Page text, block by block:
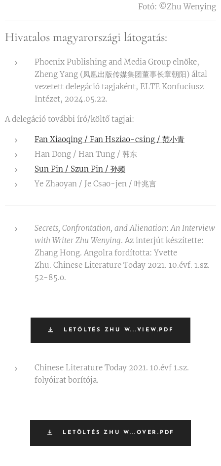
Fotó: ©Zhu Wenying
Hivatalos magyarországi látogatás:
Phoenix Publishing and Media Group elnöke,
Zheng Yang (凤凰出版传媒集团董事长章朝阳) által
vezetett delegáció tagjaként, ELTE Konfuciusz
Intézet, 2024.05.22.
A delegáció további író/költő tagjai:
Fan Xiaoqing / Fan Hsziao-csing / 范小青
Han Dong / Han Tung / 韩东
Sun Pin / Szun Pin / 孙频
Ye Zhaoyan / Je Csao-jen / 叶兆言
Secrets, Confrontation, and Alienation: An Interview
with Writer Zhu Wenying. Az interjút készítette:
Zhang Hong. Angolra fordította: Yvette
Zhu. Chinese Literature Today 2021. 10.évf. 1.sz.
52-85.o.
LETÖLTÉS ZHU W...VIEW.PDF
Chinese Literature Today 2021. 10.évf 1.sz.
folyóirat borítója.
LETÖLTÉS ZHU W...OVER.PDF